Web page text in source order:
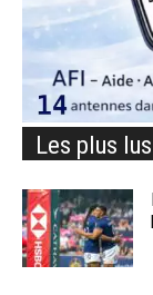
Les plus lus